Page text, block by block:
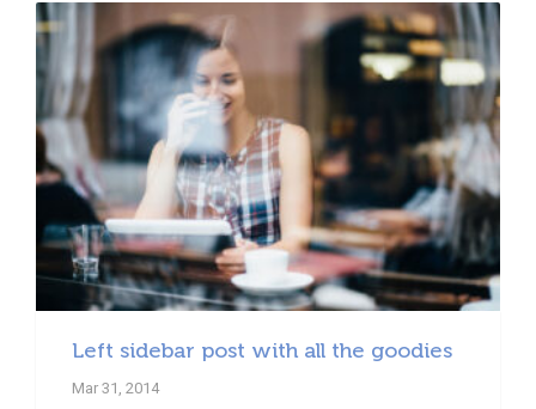
Left sidebar post with all the goodies
Mar 31, 2014